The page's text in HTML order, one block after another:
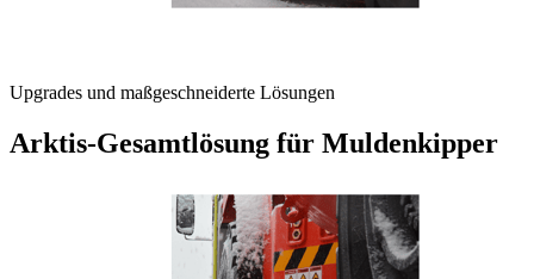
Upgrades und maßgeschneiderte Lösungen
Arktis-Gesamtlösung für Muldenkipper